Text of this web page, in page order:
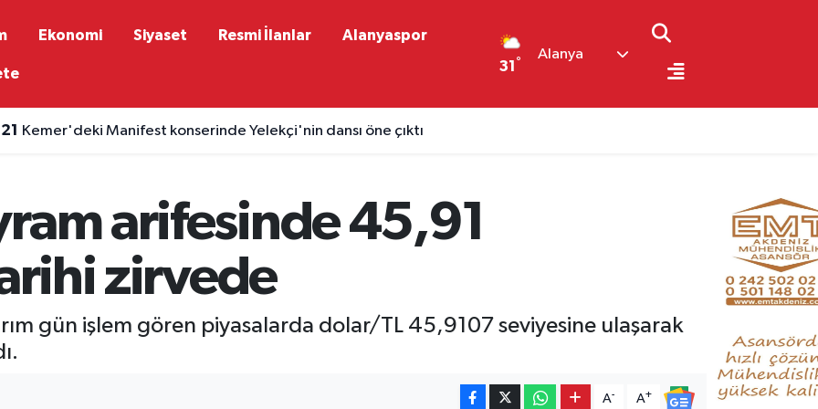
Ekonomi Siyaset Resmi İlanlar Alanyaspor
31 °
Alanya
Kemer'deki Manifest konserinde Yelekçi'nin dansı öne çıktı
arifesinde 45,91
zirvede
gün işlem gören piyasalarda dolar/TL 45,9107 seviyesine ulaşarak
A- A+